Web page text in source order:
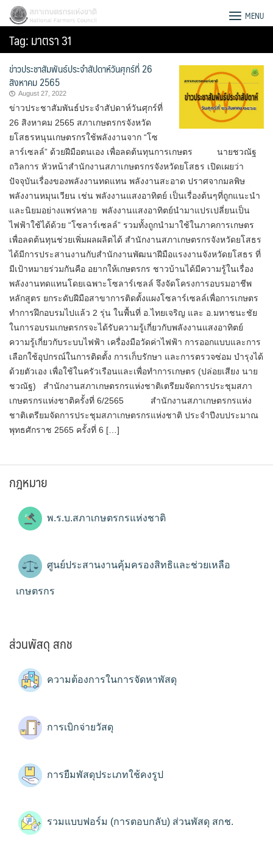
Skip
content
Search
for:
สภาเกษตรกรแห่งชาติ MENU
Tag:มาตรา 31
ข่าวประชาสัมพันธ์ประจำสัปดาห์วันศุกร์ที่ 26
สิงหาคม 2565
August 27, 2022
ข่าวประชาสัมพันธ์ประจำสัปดาห์วันศุกร์ที่
26 สิงหาคม 2565 สภาเกษตรกรจังหวัด
ยโสธรหนุนเกษตรกรใช้พลังงานจาก “โซ
ลาร์เซลล์” ด้วยฝีมือตนเอง เพื่อลดต้นทุนการเกษตร นายชวณัฐ
ถวิลการ หัวหน้าสำนักงานสภาเกษตรกรจังหวัดยโสธร เปิดเผยว่า
ปัจจุบันเรื่องของพลังงานทดแทน พลังงานสะอาด ปราศจากมลพิษ
พลังงานหมุนเวียน เช่น พลังงานแสงอาทิตย์ เป็นเรื่องต้นๆที่ถูกแนะนำ
และนิยมอย่างแพร่หลาย พลังงานแสงอาทิตย์นำมาแปรเปลี่ยนเป็น
ไฟฟ้าใช้ได้ด้วย “โซลาร์เซลล์” รวมทั้งถูกนำมาใช้ในภาคการเกษตร
เพื่อลดต้นทุนช่วยเพิ่มผลผลิตได้ สำนักงานสภาเกษตรกรจังหวัดยโสธร
ได้มีการประสานงานกับสำนักงานพัฒนาฝีมือแรงงานจังหวัดยโสธร ที่
มีเป้าหมายร่วมกันคือ อยากให้เกษตรกร ชาวบ้านได้มีความรู้ในเรื่อง
พลังงานทดแทนโดยเฉพาะโซลาร์เซลล์ จึงจัดโครงการอบรมอาชีพ
หลักสูตร ยกระดับฝีมือสาขาการติดตั้งแผงโซลาร์เซลล์เพื่อการเกษตร
ทำการฝึกอบรมไปแล้ว 2 รุ่น ในพื้นที่ อ.ไทยเจริญ และ อ.มหาชนะชัย
ในการอบรมเกษตรกรจะได้รับความรู้เกี่ยวกับพลังงานแสงอาทิตย์
ความรู้เกี่ยวกับระบบไฟฟ้า เครื่องมือวัดค่าไฟฟ้า การออกแบบและการ
เลือกใช้อุปกรณ์ในการติดตั้ง การเก็บรักษา และการตรวจซ่อม บำรุงได้
ด้วยตัวเอง เพื่อใช้ในครัวเรือนและเพื่อทำการเกษตร (ปล่อยเสียง นาย
ชวณัฐ) สำนักงานสภาเกษตรกรแห่งชาติเตรียมจัดการประชุมสภา
เกษตรกรแห่งชาติครั้งที่ 6/2565 สำนักงานสภาเกษตรกรแห่ง
ชาติเตรียมจัดการประชุมสภาเกษตรกรแห่งชาติ ประจำปีงบประมาณ
พุทธศักราช 2565 ครั้งที่ 6 […]
กฎหมาย
พ.ร.บ.สภาเกษตรกรแห่งชาติ
ศูนย์ประสานงานคุ้มครองสิทธิและช่วยเหลือ
เกษตรกร
ส่วนพัสดุ สกช
ความต้องการในการจัดหาพัสดุ
การเบิกจ่ายวัสดุ
การยืมพัสดุประเภทใช้คงรูป
รวมแบบฟอร์ม (การตอบกลับ) ส่วนพัสดุ สกช.